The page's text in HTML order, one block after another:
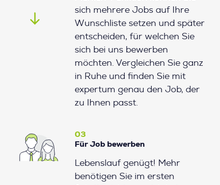
sich mehrere Jobs auf Ihre
Wunschliste setzen und später
entscheiden, für welchen Sie
sich bei uns bewerben
möchten. Vergleichen Sie ganz
in Ruhe und finden Sie mit
expertum genau den Job, der
zu Ihnen passt.
03
Für Job bewerben
Lebenslauf genügt! Mehr
benötigen Sie im ersten